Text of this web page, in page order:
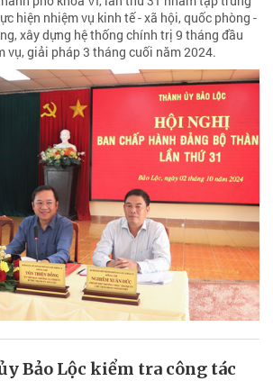
hiện nhiệm vụ kinh tế - xã hội, quốc phòng -
xây dựng hệ thống chính trị 9 tháng đầu
vụ, giải pháp 3 tháng cuối năm 2024.
Bảo Lộc kiểm tra công tác